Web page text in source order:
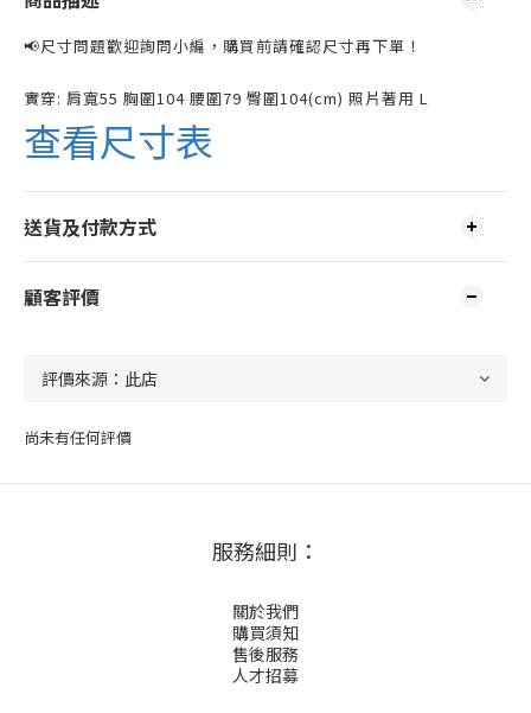
📢尺寸問題歡迎詢問小編，購買前請確認尺寸再下單！
實穿: 肩寬55 胸圍104 腰圍79 臀圍104(cm) 照片著用 L
查看尺寸表
送貨及付款方式
顧客評價
尚未有任何評價
服務細則：
關於我們
購買須知
售後服務
人才招募